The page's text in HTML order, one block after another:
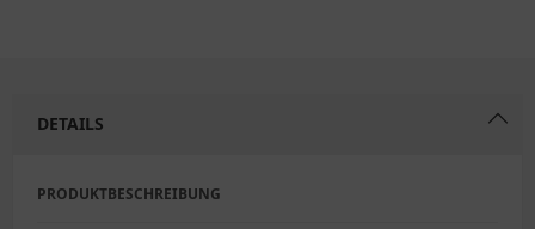
DETAILS
PRODUKTBESCHREIBUNG